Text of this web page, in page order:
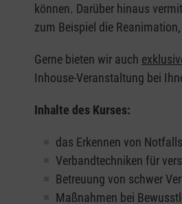
können. Darüber hinaus
zum Beispiel die
Gerne bieten wir auch
Inhouse-Veranstaltung bei
Inhalte des Kurses:
das Erkennen von
Verbandtechniken für
Betreuung von schwer
Maßnahmen bei